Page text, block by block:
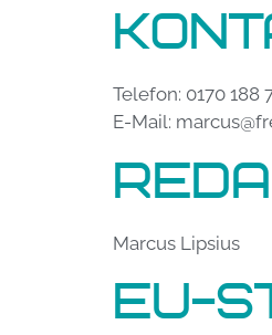
Telefon: 0170 188
E-Mail:
Marcus Lipsius
EU-